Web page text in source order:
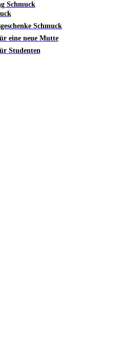
Schmuck
Schmuck
eine neue Mutte
Studenten